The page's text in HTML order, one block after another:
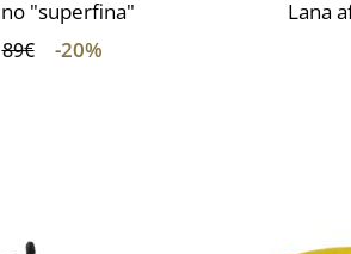
"superfina"
89€ -20%
Lana